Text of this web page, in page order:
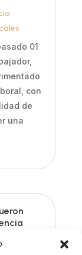
01
con
de
una